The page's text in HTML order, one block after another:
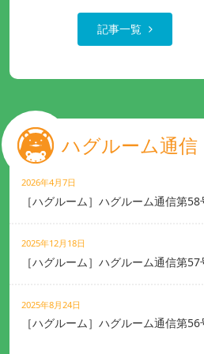
記事一覧
ハグルーム通信
2026年4月7日
［ハグルーム］ハグルーム通信第58
2025年12月18日
［ハグルーム］ハグルーム通信第57
2025年8月24日
［ハグルーム］ハグルーム通信第56